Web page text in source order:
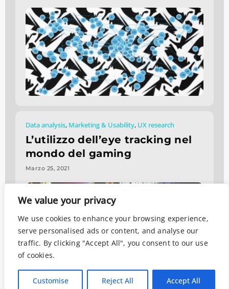
We value your privacy
We use cookies to enhance your browsing experience,
serve personalised ads or content, and analyse our
traffic. By clicking "Accept All", you consent to our use
of cookies.
Customise Reject All Accept All
Data analysis, Marketing & Usability, UX research
L’utilizzo dell’eye tracking nel
mondo del gaming
Marzo 25, 2021